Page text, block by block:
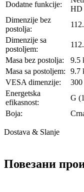
Dodatne funkcije:
HD
Dimenzije bez
postolja:
Dimenzije sa
postoljem:
Masa bez postolja:
9.5
Masa sa postoljem:
9.7
VESA dimenzije:
Energetska
efikasnost:
G
Boja:
Dostava & Slanje
Повезани